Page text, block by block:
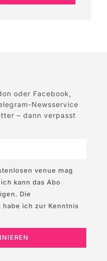
oder Facebook,
Newsservice
– dann verpasst
venue mag
kann das Abo
Die
habe ich zur Kenntnis